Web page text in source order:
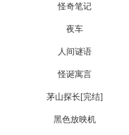
怪奇笔记
夜车
人间谜语
怪诞寓言
茅山探长[完结]
黑色放映机